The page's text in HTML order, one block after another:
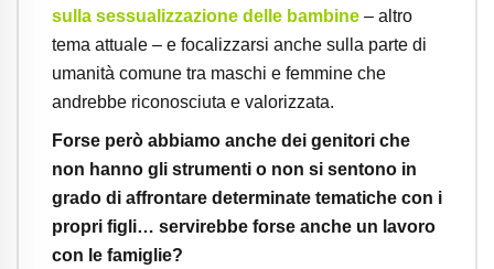
sulla sessualizzazione delle bambine – altro
tema attuale – e focalizzarsi anche sulla parte di
umanità comune tra maschi e femmine che
andrebbe riconosciuta e valorizzata.
Forse però abbiamo anche dei genitori che
non hanno gli strumenti o non si sentono in
grado di affrontare determinate tematiche con i
propri figli… servirebbe forse anche un lavoro
con le famiglie?